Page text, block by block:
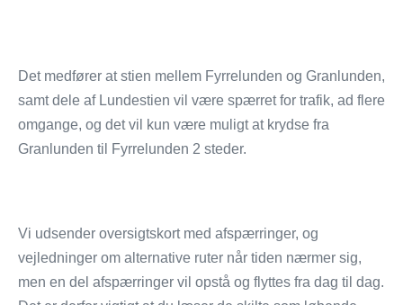
Det medfører at stien mellem Fyrrelunden og Granlunden,
samt dele af Lundestien vil være spærret for trafik, ad flere
omgange, og det vil kun være muligt at krydse fra
Granlunden til Fyrrelunden 2 steder.
Vi udsender oversigtskort med afspærringer, og
vejledninger om alternative ruter når tiden nærmer sig,
men en del afspærringer vil opstå og flyttes fra dag til dag.